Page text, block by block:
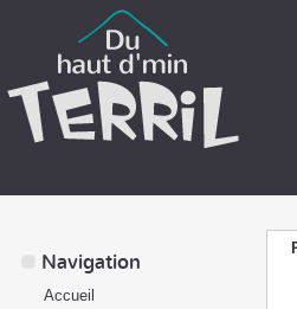
Navigation
Accueil